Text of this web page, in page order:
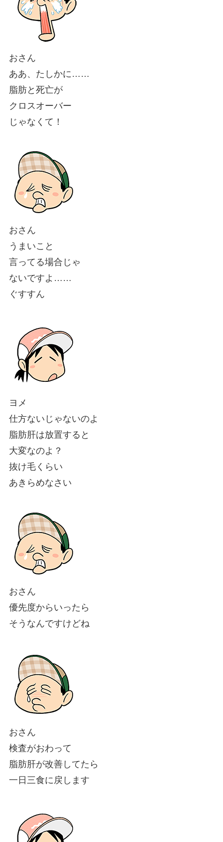
おさん
ああ、たしかに……
脂肪と死亡が
クロスオーバー
じゃなくて！
おさん
うまいこと
言ってる場合じゃ
ないですよ……
ぐすすん
ヨメ
仕方ないじゃないのよ
脂肪肝は放置すると
大変なのよ？
抜け毛くらい
あきらめなさい
おさん
優先度からいったら
そうなんですけどね
おさん
検査がおわって
脂肪肝が改善してたら
一日三食に戻します